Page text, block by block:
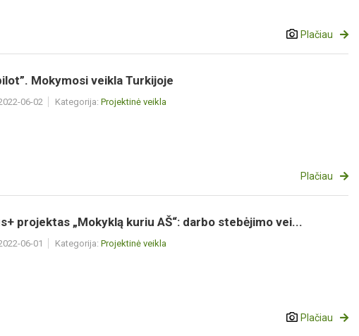
Plačiau
Mokymosi veikla Turkijoje
06-02 Kategorija: Projektinė veikla
Plačiau
projektas „Mokyklą kuriu AŠ“: darbo stebėjimo vei...
06-01 Kategorija: Projektinė veikla
Plačiau